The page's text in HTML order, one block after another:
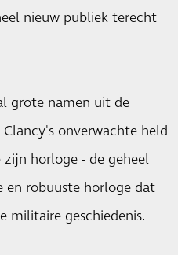
nieuw publiek terecht
grote namen uit de
onverwachte held
zijn horloge - de geheel
en robuuste horloge dat
militaire geschiedenis.